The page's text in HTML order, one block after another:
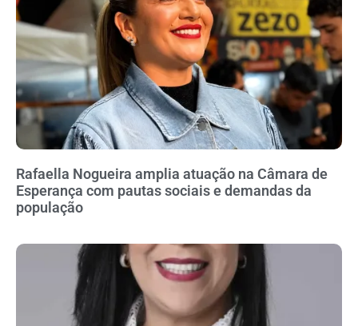
Rafaella Nogueira amplia atuação na Câmara de
Esperança com pautas sociais e demandas da
população